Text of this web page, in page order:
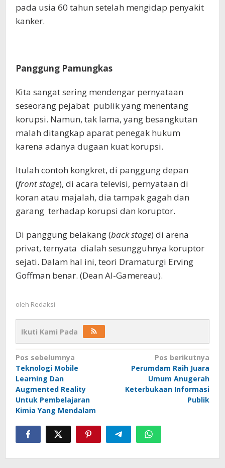
pada usia 60 tahun setelah mengidap penyakit
kanker.
Panggung Pamungkas
Kita sangat sering mendengar pernyataan
seseorang pejabat publik yang menentang
korupsi. Namun, tak lama, yang besangkutan
malah ditangkap aparat penegak hukum
karena adanya dugaan kuat korupsi.
Itulah contoh kongkret, di panggung depan
(front stage), di acara televisi, pernyataan di
koran atau majalah, dia tampak gagah dan
garang terhadap korupsi dan koruptor.
Di panggung belakang (back stage) di arena
privat, ternyata dialah sesungguhnya koruptor
sejati. Dalam hal ini, teori Dramaturgi Erving
Goffman benar. (Dean Al-Gamereau).
oleh Redaksi
Ikuti Kami Pada
Navigasi
pos
Pos sebelumnya
Teknologi Mobile
Learning Dan
Augmented Reality
Untuk Pembelajaran
Kimia Yang Mendalam
Pos berikutnya
Perumdam Raih Juara
Umum Anugerah
Keterbukaan Informasi
Publik